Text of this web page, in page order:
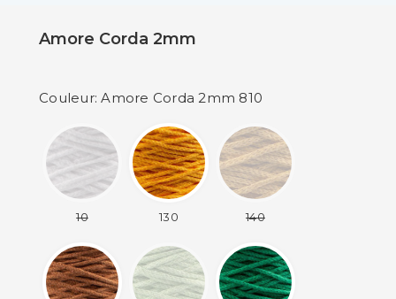
Amore Corda 2mm
Couleur: Amore Corda 2mm 810
10 130 140